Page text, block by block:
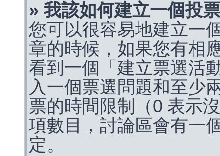
» 我該如何建立一個投
您可以很容易地建立一
章的時候，如果您有相
看到一個「建立票選活
入一個票選問題和至少
票的時間限制（0 表示
項數目，討論區會有一
定。